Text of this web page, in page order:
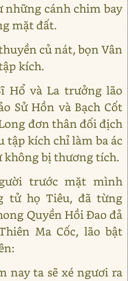
những cánh chim bay
mặt đất.
củ nát, bọn Vân
kích.
Hổ và La trưởng lão
Sử Hồn và Bạch Cốt
đơn thân đối địch
tập kích chỉ làm ba ác
không bị thương tích.
trước mặt mình
tử họ Tiêu, đã từng
Quyền Hồi Đao đả
Ma Cốc, lão bật
nay ta sẽ xé ngươi ra